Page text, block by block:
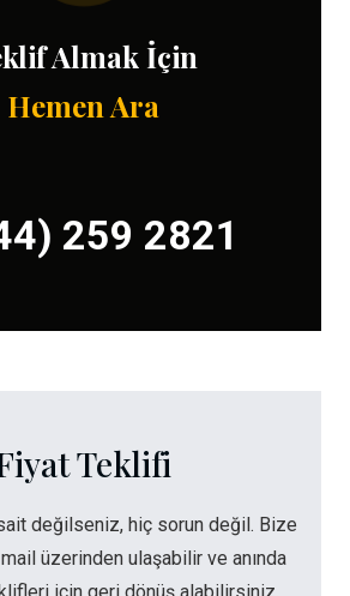
Almak İçin
Hemen Ara
259 2821
Teklifi
değilseniz, hiç sorun değil. Bize
üzerinden ulaşabilir ve anında